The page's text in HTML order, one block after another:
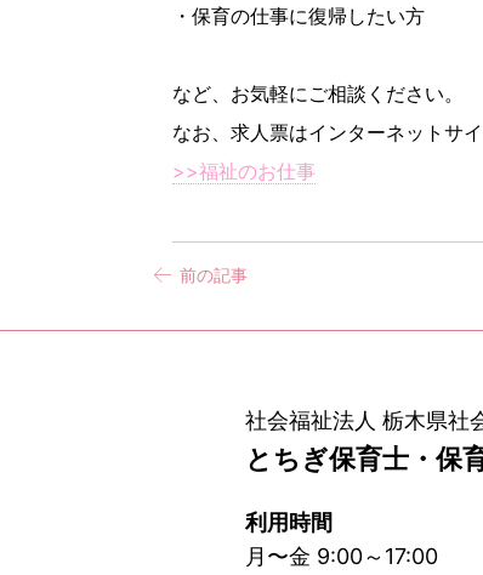
・保育の仕事に復帰したい方
など、お気軽にご相談ください。
なお、求人票はインターネットサ
>>福祉のお仕事
前の記事
社会福祉法人 栃木県社
とちぎ保育士・保
利用時間
月〜金 9:00～17:00